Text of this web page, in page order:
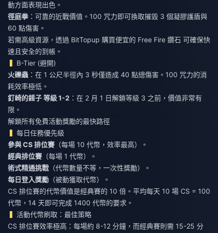
動方面表現出色。
徑庭拳：可靠的近戰價值。100 咒力即可換取摧毀 3 個凝膠護盾與
60 點傷害。
若需高級資源，透過 BitTopup 購買便宜的 Free Fire 鑽石 可確保快
速且安全的到帳。
B-Tier (避開)
火礫蟲 ：在 1 公尺半徑內 3 秒僅造成 40 點總傷害。100 咒力的消
耗效率極低。
釘崎的錘子 等級 1-2 ：在 2 月 1 日解鎖等級 3 之前，價值非常有
限。
解鎖所有免費活動獎勵的最快路徑
每日任務優先級
參與 CS 排位賽 （每場 10 代幣，效率最高）。
經典排位賽 （每場 1 代幣）。
術式精通挑戰 （代幣數量不等，一次性獎勵）。
每日登入獎勵 （被動獲取代幣）。
CS 排位賽的代幣價值是經典賽的 10 倍。平均每天 10 場 CS = 100
代幣，14 天即可完成 1400 代幣的要求。
活動代幣刷取：最佳策略
CS 排位賽效率極高：每場約 8-12 分鐘，而經典賽則需 15-25 分